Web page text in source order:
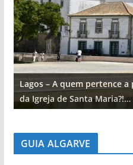
Lagos – A quem pertence
da Igreja de Santa Maria?!…
GUIA ALGARVE